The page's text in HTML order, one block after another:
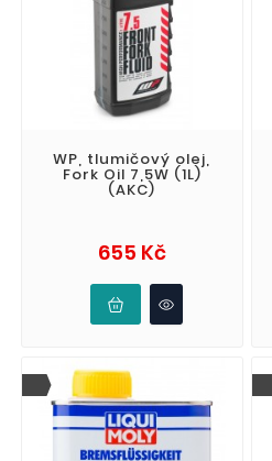
WP, tlumičový olej,
Fork Oil 7,5W (1L)
(AKC)
655 KčCena